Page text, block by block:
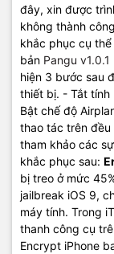
đây, xin được
không thành
khắc phục cụ
bản Pangu v1.0.1
hiện 3 bước sau
thiết bị. - Tắt tính
Bật chế độ
thao tác trên đều
tham khảo các
khắc phục sau:
bị treo ở mức
jailbreak iOS 9,
máy tính. Trong
thanh công cụ
Encrypt iPhone